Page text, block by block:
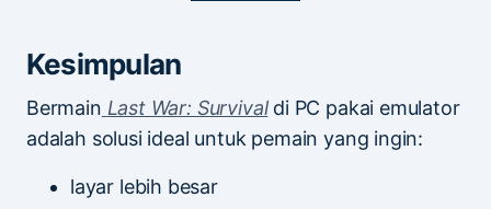
Kesimpulan
Bermain Last War: Survivaldi PC pakai emulator
adalah solusi ideal untuk pemain yang ingin:
layar lebih besar